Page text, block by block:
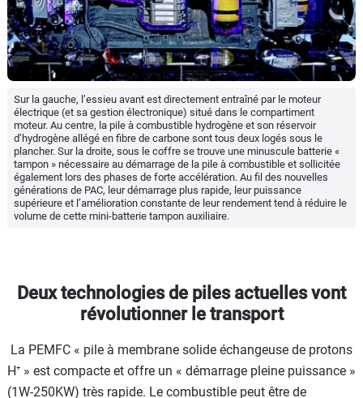
Sur la gauche, l’essieu avant est directement entraîné par le moteur
électrique (et sa gestion électronique) situé dans le compartiment
moteur. Au centre, la pile à combustible hydrogène et son réservoir
d’hydrogène allégé en fibre de carbone sont tous deux logés sous le
plancher. Sur la droite, sous le coffre se trouve une minuscule batterie «
tampon » nécessaire au démarrage de la pile à combustible et sollicitée
également lors des phases de forte accélération. Au fil des nouvelles
générations de PAC, leur démarrage plus rapide, leur puissance
supérieure et l’amélioration constante de leur rendement tend à réduire le
volume de cette mini-batterie tampon auxiliaire.
Deux technologies de piles actuelles vont
révolutionner le transport
La PEMFC « pile à membrane solide échangeuse de protons
H⁺ » est compacte et offre un « démarrage pleine puissance »
(1W-250KW) très rapide. Le combustible peut être de